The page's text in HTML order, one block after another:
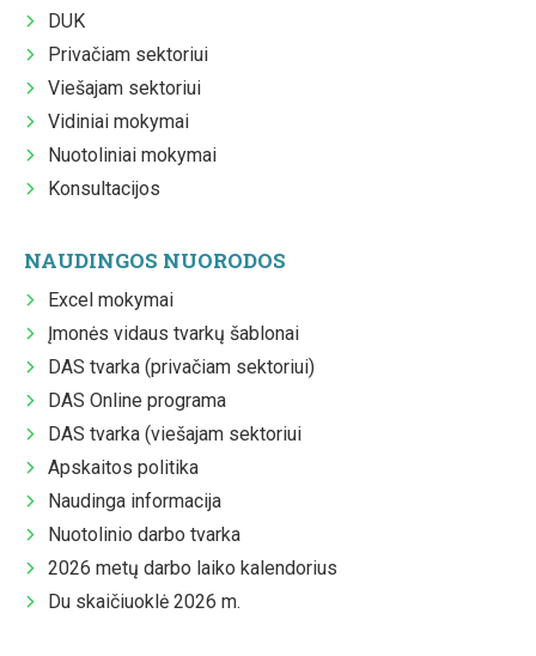
DUK
Privačiam sektoriui
Viešajam sektoriui
Vidiniai mokymai
Nuotoliniai mokymai
Konsultacijos
NAUDINGOS NUORODOS
Excel mokymai
Įmonės vidaus tvarkų šablonai
DAS tvarka (privačiam sektoriui)
DAS Online programa
DAS tvarka (viešajam sektoriui
Apskaitos politika
Naudinga informacija
Nuotolinio darbo tvarka
2026 metų darbo laiko kalendorius
Du skaičiuoklė 2026 m.